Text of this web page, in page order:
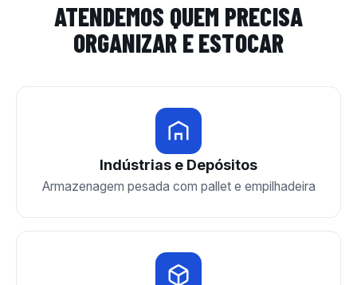
ATENDEMOS QUEM PRECISA
ORGANIZAR E ESTOCAR
Indústrias e Depósitos
Armazenagem pesada com pallet e empilhadeira